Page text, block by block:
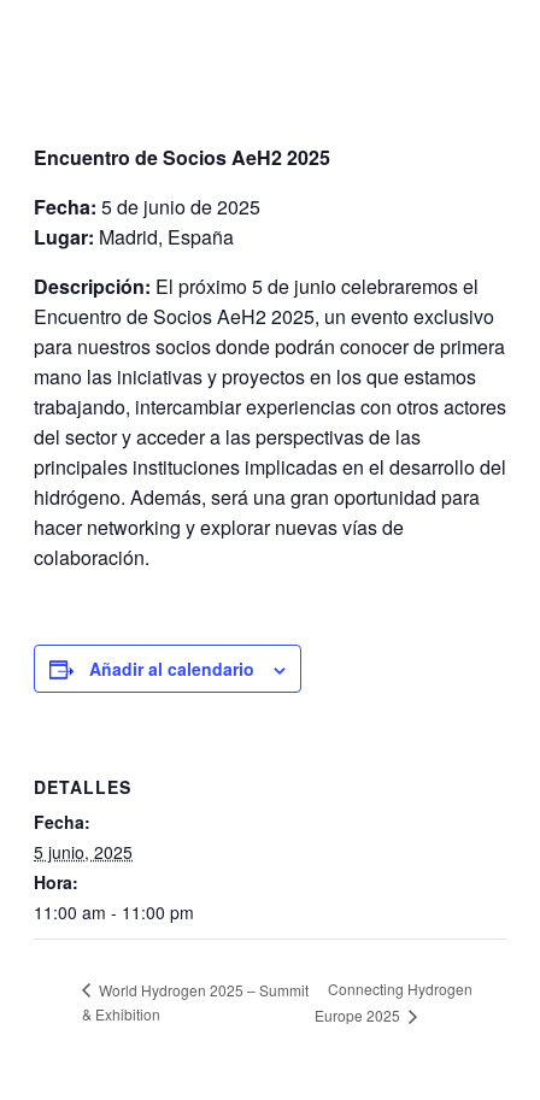
Encuentro de Socios AeH2 2025
Fecha: 5 de junio de 2025
Lugar: Madrid, España
Descripción: El próximo 5 de junio celebraremos el
Encuentro de Socios AeH2 2025, un evento exclusivo
para nuestros socios donde podrán conocer de primera
mano las iniciativas y proyectos en los que estamos
trabajando, intercambiar experiencias con otros actores
del sector y acceder a las perspectivas de las
principales instituciones implicadas en el desarrollo del
hidrógeno. Además, será una gran oportunidad para
hacer networking y explorar nuevas vías de
colaboración.
Añadir al calendario
DETALLES
Fecha:
5 junio, 2025
Hora:
11:00 am - 11:00 pm
World Hydrogen 2025 – Summit
& Exhibition
Connecting Hydrogen
Europe 2025